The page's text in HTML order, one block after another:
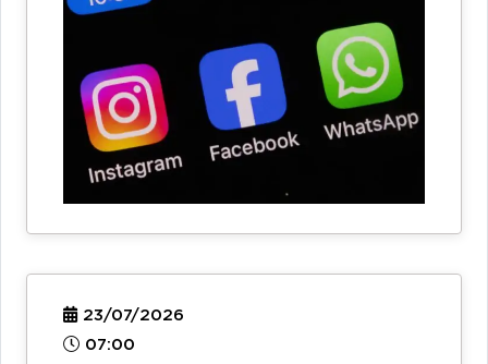
23/07/2026
07:00